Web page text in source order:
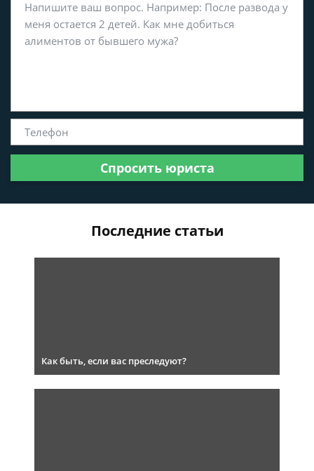
Спросить юриста
Последние статьи
Как быть, если вас преследуют?